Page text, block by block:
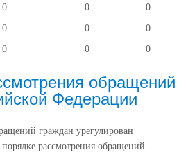
0 0
0
0 0
0
0 0 0
обращений
Федерации
граждан урегулирован
рассмотрения обращений